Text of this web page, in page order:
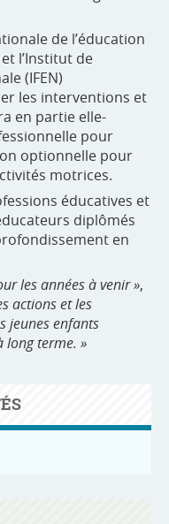
de l’éducation
l’Institut de
(IFEN)
les interventions et
en partie elle-
pour
optionnelle pour
motrices.
éducatives et
diplômés
en
les années à venir »,
actions et les
jeunes enfants
long terme. »